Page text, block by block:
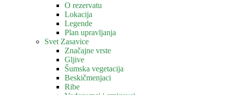
O rezervatu
Lokacija
Legende
Plan upravljanja
Svet Zasavice
Značajne vrste
Gljive
Šumska vegetacija
Beskičmenjaci
Ribe